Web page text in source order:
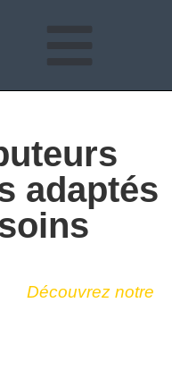
adaptés
Découvrez notre